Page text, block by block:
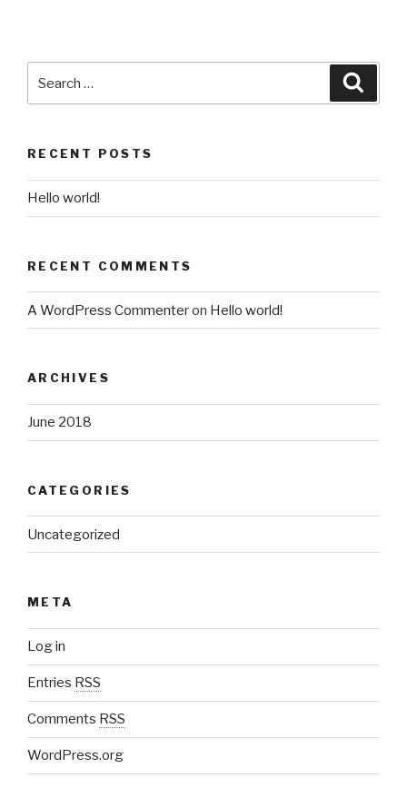
RECENT POSTS
Hello world!
RECENT COMMENTS
A WordPress Commenteron Hello world!
ARCHIVES
June 2018
CATEGORIES
Uncategorized
META
Log in
Entries RSS
Comments RSS
WordPress.org